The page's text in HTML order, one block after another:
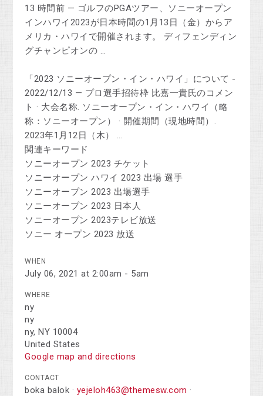
13 時間前 — ゴルフのPGAツアー、ソニーオープン
インハワイ2023が日本時間の1月13日（金）からア
メリカ・ハワイで開催されます。 ディフェンディン
グチャンピオンの …
「2023 ソニーオープン・イン・ハワイ」について -
2022/12/13 — プロ選手招待枠 比嘉一貴氏のコメン
ト · 大会名称. ソニーオープン・イン・ハワイ（略
称：ソニーオープン） · 開催期間（現地時間）.
2023年1月12日（木） …
関連キーワード
ソニーオープン 2023 チケット
ソニーオープン ハワイ 2023 出場 選手
ソニーオープン 2023 出場選手
ソニーオープン 2023 日本人
ソニーオープン 2023テレビ放送
ソニー オープン 2023 放送
WHEN
July 06, 2021 at 2:00am - 5am
WHERE
ny
ny
ny, NY 10004
United States
Google map and directions
CONTACT
boka balok · yejeloh463@themesw.com ·